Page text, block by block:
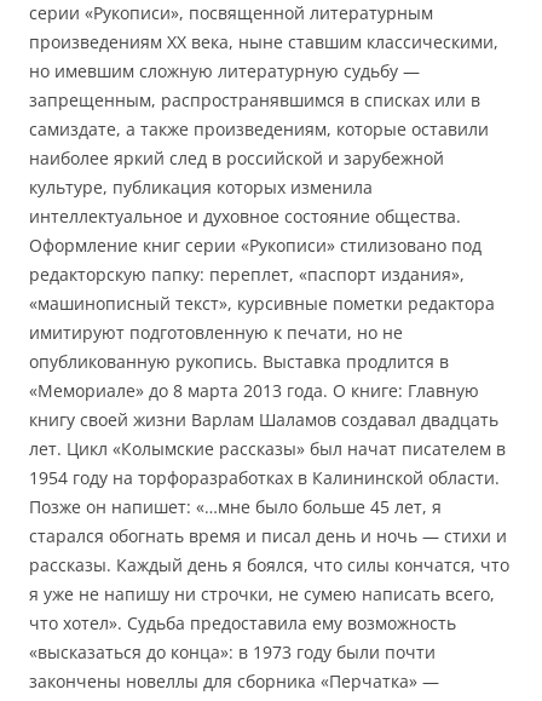
серии «Рукописи», посвященной литературным
произведениям XX века, ныне ставшим классическими,
но имевшим сложную литературную судьбу —
запрещенным, распространявшимся в списках или в
самиздате, а также произведениям, которые оставили
наиболее яркий след в российской и зарубежной
культуре, публикация которых изменила
интеллектуальное и духовное состояние общества.
Оформление книг серии «Рукописи» стилизовано под
редакторскую папку: переплет, «паспорт издания»,
«машинописный текст», курсивные пометки редактора
имитируют подготовленную к печати, но не
опубликованную рукопись. Выставка продлится в
«Мемориале» до 8 марта 2013 года. О книге: Главную
книгу своей жизни Варлам Шаламов создавал двадцать
лет. Цикл «Колымские рассказы» был начат писателем в
1954 году на торфоразработках в Калининской области.
Позже он напишет: «…мне было больше 45 лет, я
старался обогнать время и писал день и ночь — стихи и
рассказы. Каждый день я боялся, что силы кончатся, что
я уже не напишу ни строчки, не сумею написать всего,
что хотел». Судьба предоставила ему возможность
«высказаться до конца»: в 1973 году были почти
закончены новеллы для сборника «Перчатка» —